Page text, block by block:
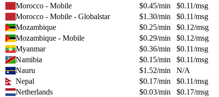
Morocco - Mobile
$0.45/min $0.11/msg
Morocco - Mobile - Globalstar
$1.30/min $0.11/msg
Mozambique
$0.25/min $0.12/msg
Mozambique - Mobile
$0.29/min $0.12/msg
Myanmar
$0.36/min $0.11/msg
Namibia
$0.15/min $0.11/msg
Nauru
$1.52/min
N/A
Nepal
$0.17/min $0.11/msg
Netherlands
$0.03/min $0.17/msg